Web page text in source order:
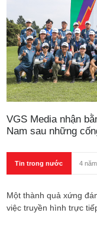
VGS Media nhận
Nam sau những
Tin trong nước 4
Một thành quả xứng
việc truyền hình trực